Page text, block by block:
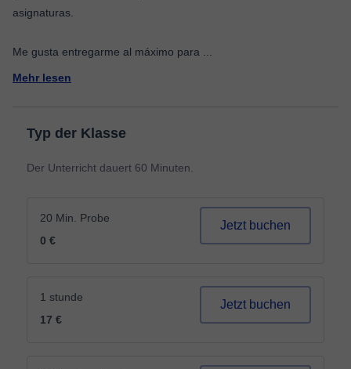
asignaturas.
Me gusta entregarme al máximo para
Mehr lesen
Typ der Klasse
Der Unterricht dauert 60 Minuten.
20 Min. Probe
0 €
Jetzt buchen
1 stunde
17 €
Jetzt buchen